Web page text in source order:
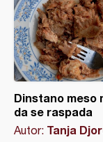
Dinstano meso
da se raspada
Autor: Tanja